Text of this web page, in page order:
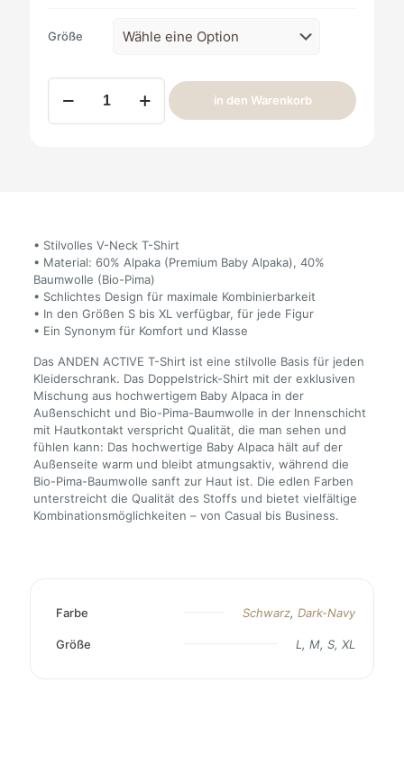
Größe
Alpaka
Shirt
in den Warenkorb
• Stilvolles V-Neck T-Shirt
• Material: 60% Alpaka (Premium Baby Alpaka), 40%
Baumwolle (Bio-Pima)
• Schlichtes Design für maximale Kombinierbarkeit
• In den Größen S bis XL verfügbar, für jede Figur
• Ein Synonym für Komfort und Klasse
Das ANDEN ACTIVE T-Shirt ist eine stilvolle Basis für jeden
Kleiderschrank. Das Doppelstrick-Shirt mit der exklusiven
Mischung aus hochwertigem Baby Alpaca in der
Außenschicht und Bio-Pima-Baumwolle in der Innenschicht
mit Hautkontakt verspricht Qualität, die man sehen und
fühlen kann: Das hochwertige Baby Alpaca hält auf der
Außenseite warm und bleibt atmungsaktiv, während die
Bio-Pima-Baumwolle sanft zur Haut ist. Die edlen Farben
unterstreicht die Qualität des Stoffs und bietet vielfältige
Kombinationsmöglichkeiten – von Casual bis Business.
Farbe Schwarz, Dark-Navy
Größe L, M, S, XL